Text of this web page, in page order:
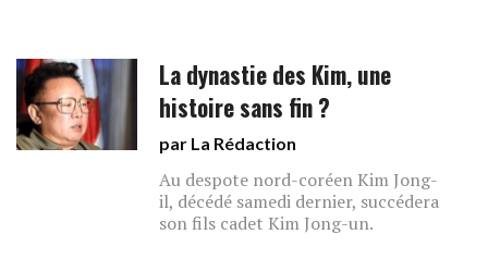
La dynastie des Kim, une
histoire sans fin ?
par La Rédaction
Au despote nord-coréen Kim Jong-
il, décédé samedi dernier, succédera
son fils cadet Kim Jong-un.